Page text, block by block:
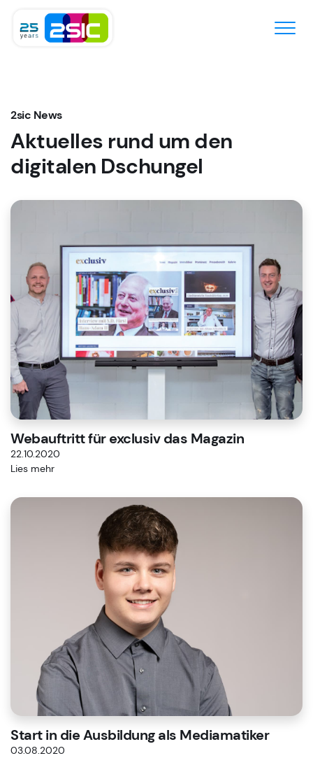
2sic News
Aktuelles rund um den
digitalen Dschungel
Webauftritt für exclusiv das Magazin
22.10.2020
Lies mehr
Start in die Ausbildung als Mediamatiker
03.08.2020